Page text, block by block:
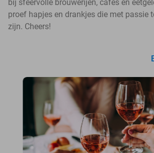
bij sfeervolle brouwerijen, cafés en
proef hapjes en drankjes die met passie
zijn. Cheers!